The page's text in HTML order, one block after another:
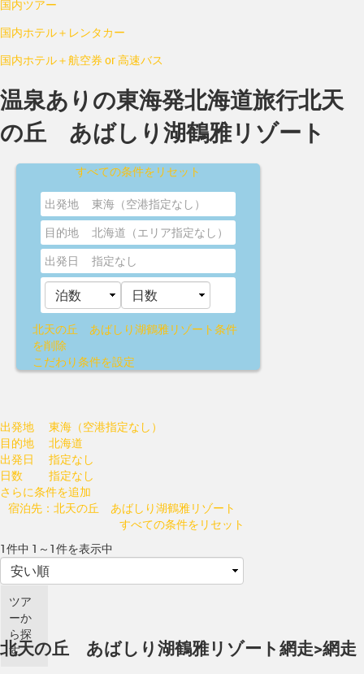
国内ツアー
国内ホテル＋レンタカー
国内ホテル＋航空券 or 高速バス
温泉ありの東海発北海道旅行北天
の丘 あばしり湖鶴雅リゾート
すべての条件をリセット
出発地
東海（空港指定なし）
目的地
北海道（エリア指定なし）
出発日
指定なし
北天の丘 あばしり湖鶴雅リゾート条件
を削除
こだわり条件を設定
出発地
東海（空港指定なし）
目的地
北海道
出発日
指定なし
日数
指定なし
さらに条件を追加
宿泊先：北天の丘 あばしり湖鶴雅リゾート
すべての条件をリセット
1件中 1～1件を表示中
ツア
ーか
ら探
す
北天の丘 あばしり湖鶴雅リゾート網走>網走